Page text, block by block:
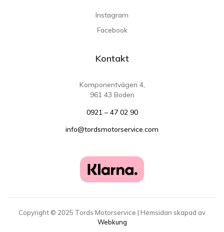
Instagram
Facebook
Kontakt
Komponentvägen 4,
961 43 Boden
0921 – 47 02 90
info@tordsmotorservice.com
Copyright © 2025 Tords Motorservice | Hemsidan skapad av
Webkung